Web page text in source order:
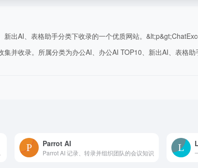
新出AI、表格助手分类下收录的一个优质网站。
并收录。所属分类为办公AI、办公AI TOP10、新出AI、表格
Parrot AI
Parrot AI 记录、转录并组织团队的会议知识